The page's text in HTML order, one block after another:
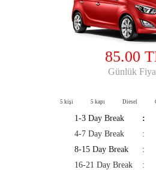
85.00
Günlük
5 kişi 5 kapı Diesel
1-3 Day Break :
4-7 Day Break
:
8-15 Day Break
:
16-21 Day Break
: